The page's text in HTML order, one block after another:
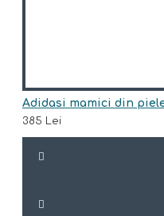
385 Lei